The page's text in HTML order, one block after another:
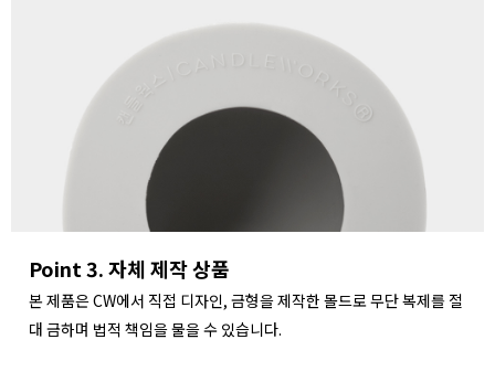
Point 3. 자체 제작 상품
본 제품은 CW에서 직접 디자인, 금형을 제작한 몰드로 무단 복제를 절
대 금하며 법적 책임을 물을 수 있습니다.